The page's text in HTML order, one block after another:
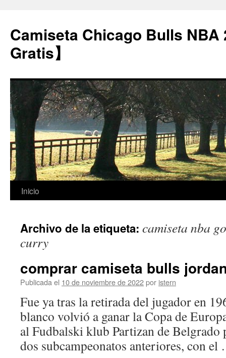
Camiseta Chicago Bulls NBA
Gratis】
Saltar
contenido
Inicio
Archivo de la etiqueta: camiseta nba
curry
comprar camiseta bulls
Publicada el 10 de noviembre de 2022por istern
Fue ya tras la retirada del jugador en
blanco volvió a ganar la Copa de
al Fudbalski klub Partizan de Belgrado
dos subcampeonatos anteriores, con